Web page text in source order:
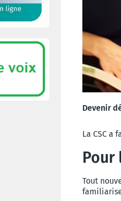
Devenir
La CSC
Pour
Tout